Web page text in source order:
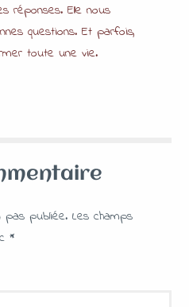
réponses. Elle nous
questions. Et parfois,
toute une vie.
publiée. Les champs
*